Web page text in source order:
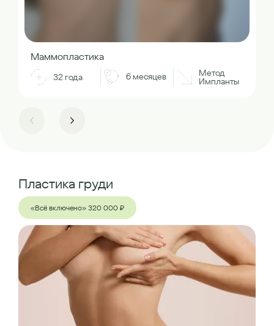
Маммопластика
32 года 6 месяцев Метод
Импланты
Пластика груди
«Всё включено» 320 000 ₽